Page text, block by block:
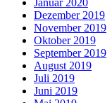
Januar 2020
Dezember 2019
November 2019
Oktober 2019
September 2019
August 2019
Juli 2019
Juni 2019